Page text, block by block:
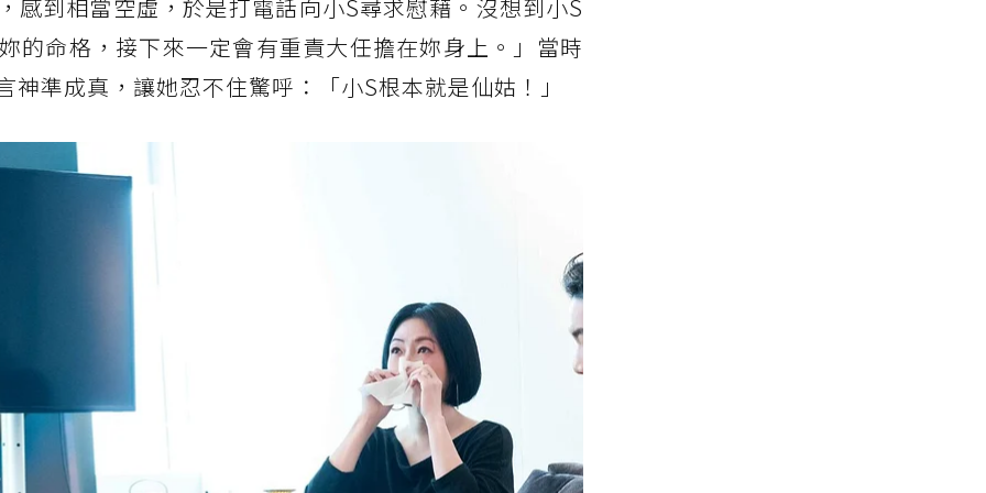
感到相當空虛，於是打電話向小S尋求慰藉。沒想到小S
的命格，接下來一定會有重責大任擔在妳身上。」當時
準成真，讓她忍不住驚呼：「小S根本就是仙姑！」